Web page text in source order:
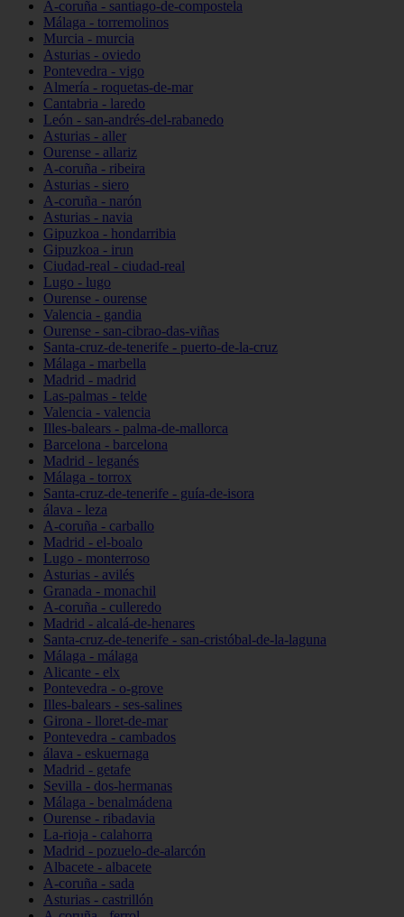
A-coruña - santiago-de-compostela
Málaga - torremolinos
Murcia - murcia
Asturias - oviedo
Pontevedra - vigo
Almería - roquetas-de-mar
Cantabria - laredo
León - san-andrés-del-rabanedo
Asturias - aller
Ourense - allariz
A-coruña - ribeira
Asturias - siero
A-coruña - narón
Asturias - navia
Gipuzkoa - hondarribia
Gipuzkoa - irun
Ciudad-real - ciudad-real
Lugo - lugo
Ourense - ourense
Valencia - gandia
Ourense - san-cibrao-das-viñas
Santa-cruz-de-tenerife - puerto-de-la-cruz
Málaga - marbella
Madrid - madrid
Las-palmas - telde
Valencia - valencia
Illes-balears - palma-de-mallorca
Barcelona - barcelona
Madrid - leganés
Málaga - torrox
Santa-cruz-de-tenerife - guía-de-isora
álava - leza
A-coruña - carballo
Madrid - el-boalo
Lugo - monterroso
Asturias - avilés
Granada - monachil
A-coruña - culleredo
Madrid - alcalá-de-henares
Santa-cruz-de-tenerife - san-cristóbal-de-la-laguna
Málaga - málaga
Alicante - elx
Pontevedra - o-grove
Illes-balears - ses-salines
Girona - lloret-de-mar
Pontevedra - cambados
álava - eskuernaga
Madrid - getafe
Sevilla - dos-hermanas
Málaga - benalmádena
Ourense - ribadavia
La-rioja - calahorra
Madrid - pozuelo-de-alarcón
Albacete - albacete
A-coruña - sada
Asturias - castrillón